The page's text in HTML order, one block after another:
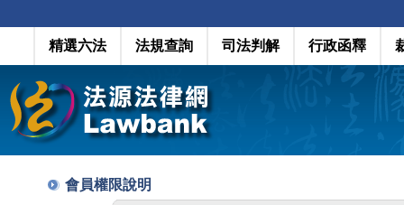
精選六法 法規查詢 司法判解 行政函釋
會員權限說明